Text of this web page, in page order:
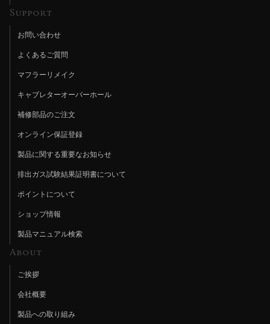
Support
お問い合わせ
よくあるご質問
マフラーリメイク
キャブレターオーバーホール
補修部品のご注文
オンライン保証登録
製品に関する重要なお知らせ
排出ガス試験結果証明書について
ポイントについて
ショップ情報
製品マニュアル検索
About
ご挨拶
会社概要
製品への取り組み